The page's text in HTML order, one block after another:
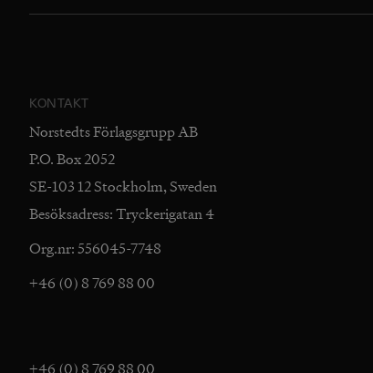
KONTAKT
Norstedts Förlagsgrupp AB
P.O. Box 2052
SE-103 12 Stockholm, Sweden
Besöksadress: Tryckerigatan 4
Org.nr: 556045-7748
+46 (0) 8 769 88 00
+46 (0) 8 769 88 00